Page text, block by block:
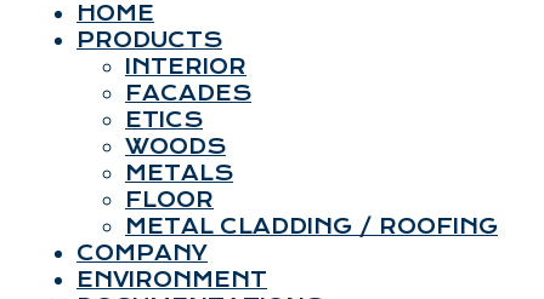
HOME
PRODUCTS
INTERIOR
FACADES
ETICS
WOODS
METALS
FLOOR
METAL CLADDING / ROOFING
COMPANY
ENVIRONMENT